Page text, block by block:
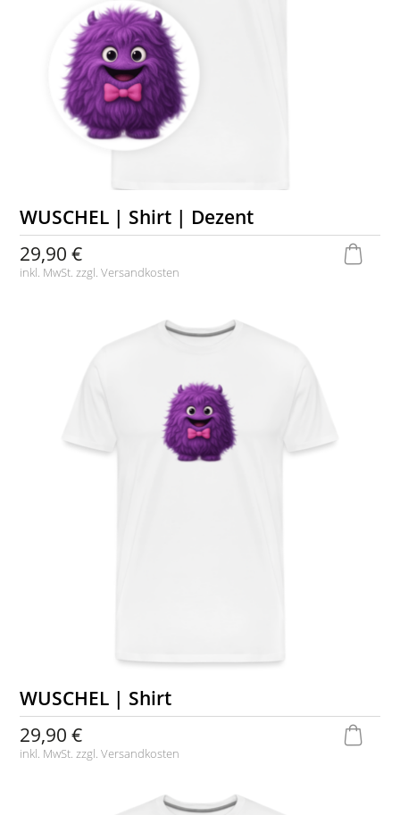
WUSCHEL | Shirt | Dezent
29,90 €
inkl. MwSt. zzgl.Versandkosten
WUSCHEL | Shirt
29,90 €
inkl. MwSt. zzgl.Versandkosten